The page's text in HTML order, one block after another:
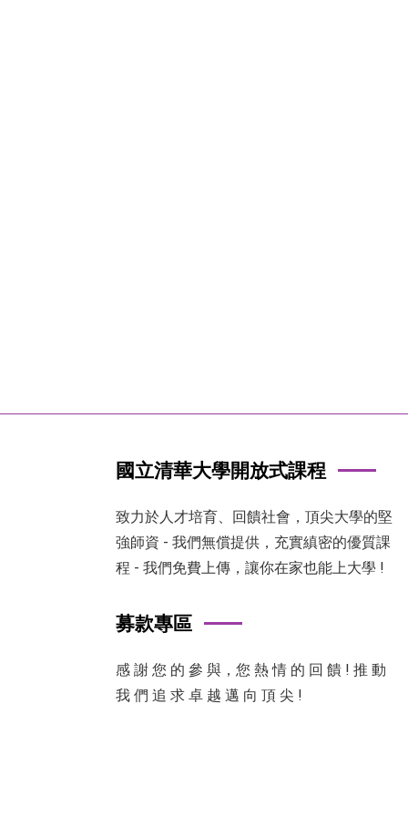
國立清華大學開放式課程
致力於人才培育、回饋社會，頂尖大學的堅
強師資 - 我們無償提供，充實縝密的優質課
程 - 我們免費上傳，讓你在家也能上大學 !
募款專區
感 謝 您 的 參 與，您 熱 情 的 回 饋 ! 推 動
我 們 追 求 卓 越 邁 向 頂 尖 !